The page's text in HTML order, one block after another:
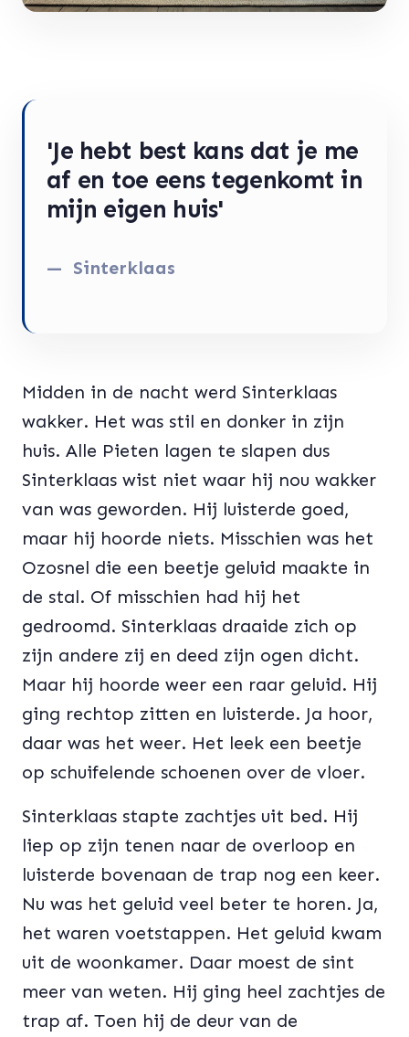
'Je hebt best kans dat je me
af en toe eens tegenkomt in
mijn eigen huis'
Sinterklaas
Midden in de nacht werd Sinterklaas
wakker. Het was stil en donker in zijn
huis. Alle Pieten lagen te slapen dus
Sinterklaas wist niet waar hij nou wakker
van was geworden. Hij luisterde goed,
maar hij hoorde niets. Misschien was het
Ozosnel die een beetje geluid maakte in
de stal. Of misschien had hij het
gedroomd. Sinterklaas draaide zich op
zijn andere zij en deed zijn ogen dicht.
Maar hij hoorde weer een raar geluid. Hij
ging rechtop zitten en luisterde. Ja hoor,
daar was het weer. Het leek een beetje
op schuifelende schoenen over de vloer.
Sinterklaas stapte zachtjes uit bed. Hij
liep op zijn tenen naar de overloop en
luisterde bovenaan de trap nog een keer.
Nu was het geluid veel beter te horen. Ja,
het waren voetstappen. Het geluid kwam
uit de woonkamer. Daar moest de sint
meer van weten. Hij ging heel zachtjes de
trap af. Toen hij de deur van de